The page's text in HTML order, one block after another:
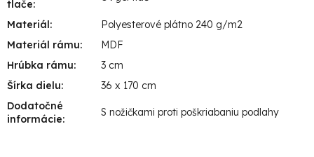
tlače:
Materiál :
Polyesterové plátno 240 g/m2
Materiál rámu:
MDF
Hrúbka rámu:
3 cm
Šírka dielu:
36 x 170 cm
Dodatočné
informácie:
S nožičkami proti poškriabaniu podlahy